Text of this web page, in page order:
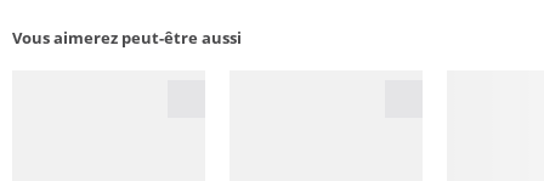
Vous aimerez peut-être aussi